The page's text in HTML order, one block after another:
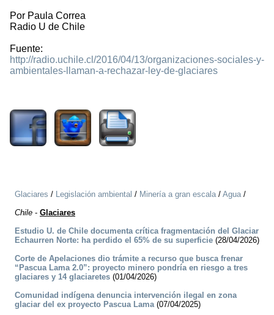
Por Paula Correa
Radio U de Chile
Fuente:
http://radio.uchile.cl/2016/04/13/organizaciones-sociales-y-
ambientales-llaman-a-rechazar-ley-de-glaciares
Glaciares / Legislación ambiental / Minería a gran escala/ Agua/
Chile - Glaciares
Estudio U. de Chile documenta crítica fragmentación del Glaciar
Echaurren Norte: ha perdido el 65% de su superficie (28/04/2026)
Corte de Apelaciones dio trámite a recurso que busca frenar
“Pascua Lama 2.0”: proyecto minero pondría en riesgo a tres
glaciares y 14 glaciaretes (01/04/2026)
Comunidad indígena denuncia intervención ilegal en zona
glaciar del ex proyecto Pascua Lama(07/04/2025)